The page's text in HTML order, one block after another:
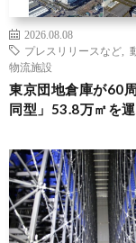
2026.08.08
プレスリリースなど
物流施設
東京団地倉庫が60
同型」53.8万㎡を